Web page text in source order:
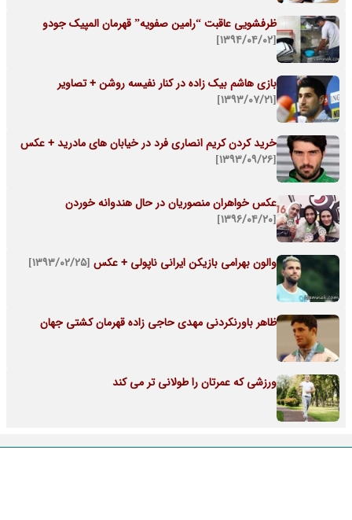
ظرفشویی عاقبت “رامین صفویه” قهرمان المپیک جودو
[۱۳۹۴/۰۴/۰۲]
بازی هاشم بیک زاده در کنار نفیسه روشن + تصاویر
[۱۳۹۳/۰۷/۲۱]
خرید کردن کریم انصاری فرد در خیابان های مادرید + عکس
[۱۳۹۳/۰۹/۲۶]
عکس خواهران منصوریان در حال هندوانه خوردن
[۱۳۹۶/۰۴/۲۰]
والون بهرامی بازیکن ایرانی ناپولی + عکس [۱۳۹۳/۰۲/۲۵]
ظاهر باورنکردنی مهدی حاجی زاده قهرمان کشتی جهان
ورزشی که عمرتان را طولانی تر می کند